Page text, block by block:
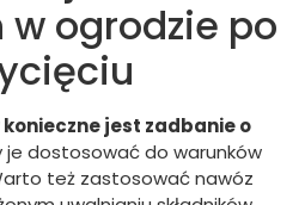
ogrodzie po
jest zadbanie o
je dostosować do warunków
też zastosować nawóz